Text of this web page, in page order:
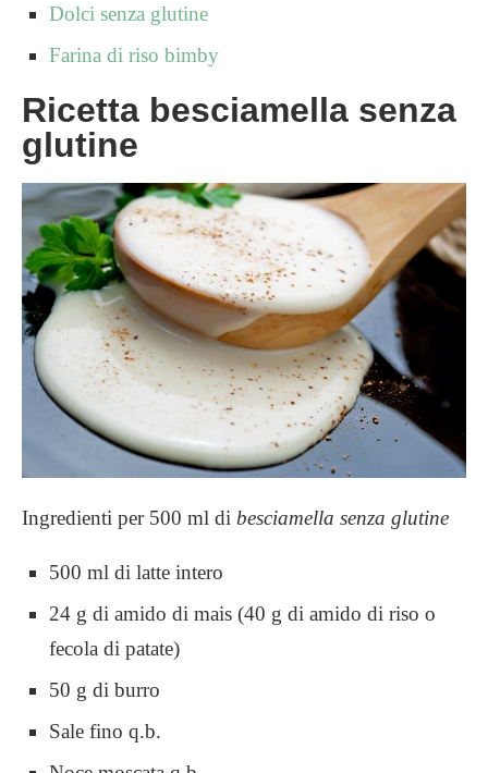
Dolci senza glutine
Farina di riso bimby
Ricetta besciamella senza
glutine
Ingredienti per 500 ml di besciamella senza glutine
500 ml di latte intero
24 g di amido di mais (40 g di amido di riso o
fecola di patate)
50 g di burro
Sale fino q.b.